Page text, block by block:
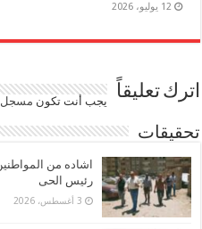
12 يوليو، 2026
اترك تعليقاً يجب أنت تكون مسجل
تحقيقات
اشاده من
رئيس الحى
3 أغسطس، 2026